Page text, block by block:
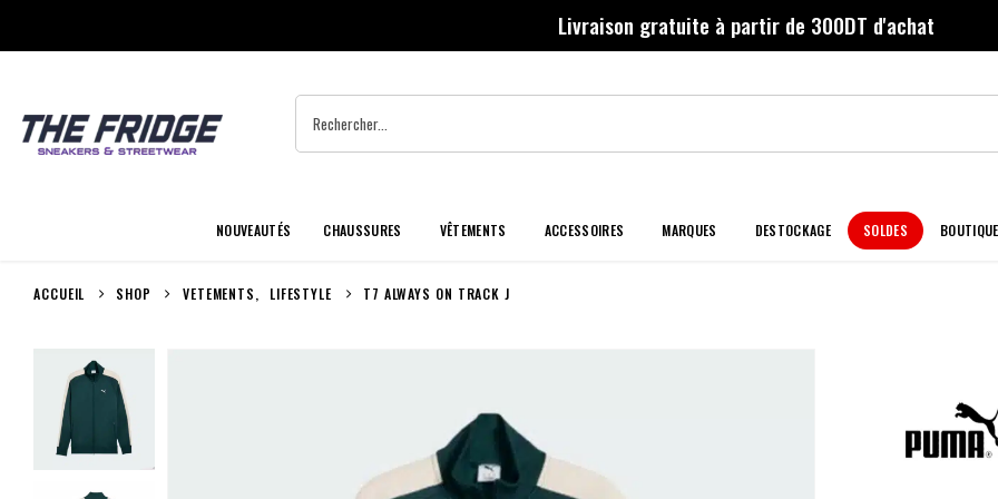
Livraison gratuite à partir de 300DT d'achat
NOUVEAUTÉS CHAUSSURES VÊTEMENTS ACCESSOIRES MARQUES DESTOCKAGE SOLDES
ACCUEIL SHOP VETEMENTS, LIFESTYLE T7 ALWAYS ON TRACK J